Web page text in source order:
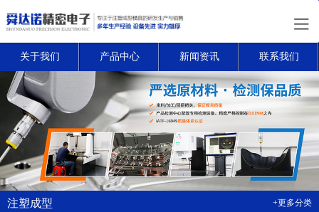
关于我们 产品中心 新闻资讯 联系我们
注塑成型 +更多分类